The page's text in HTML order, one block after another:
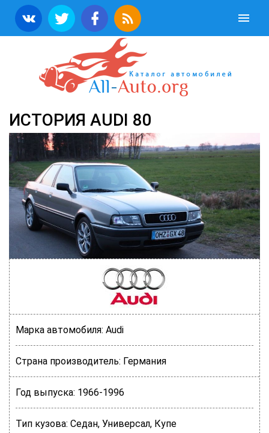
ИСТОРИЯ AUDI 80
Марка автомобиля: Audi
Страна производитель: Германия
Год выпуска: 1966-1996
Тип кузова: Седан, Универсал, Купе